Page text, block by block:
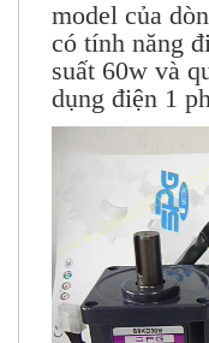
S9I60GXH-
model của
có tính năng
suất 60w và
dụng điện 1